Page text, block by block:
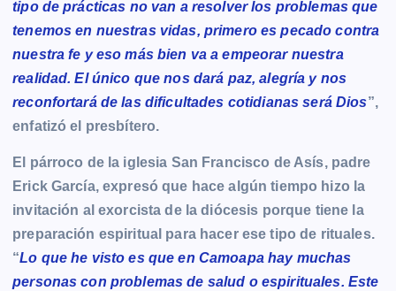
tipo de prácticas no van a resolver los problemas que
tenemos en nuestras vidas, primero es pecado contra
nuestra fe y eso más bien va a empeorar nuestra
realidad. El único que nos dará paz, alegría y nos
reconfortará de las dificultades cotidianas será Dios”,
enfatizó el presbítero.
El párroco de la iglesia San Francisco de Asís, padre
Erick García, expresó que hace algún tiempo hizo la
invitación al exorcista de la diócesis porque tiene la
preparación espiritual para hacer ese tipo de rituales.
“Lo que he visto es que en Camoapa hay muchas
personas con problemas de salud o espirituales. Este